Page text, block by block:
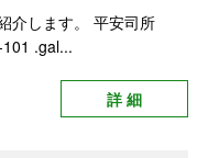
介します。 平安司所
.gal...
詳 細